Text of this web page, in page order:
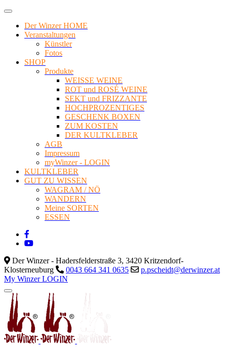
Der Winzer HOME
Veranstaltungen
Künstler
Fotos
SHOP
Produkte
WEISSE WEINE
ROT und ROSÉ WEINE
SEKT und FRIZZANTE
HOCHPROZENTIGES
GESCHENK BOXEN
ZUM KOSTEN
DER KULTKLEBER
AGB
Impressum
myWinzer - LOGIN
KULTKLEBER
GUT ZU WISSEN
WAGRAM / NÖ
WANDERN
Meine SORTEN
ESSEN
Der Winzer - Hadersfelderstraße 3, 3420 Kritzendorf-
Klosterneuburg
0043 664 341 0635
p.pscheidt@derwinzer.at
My Winzer LOGIN